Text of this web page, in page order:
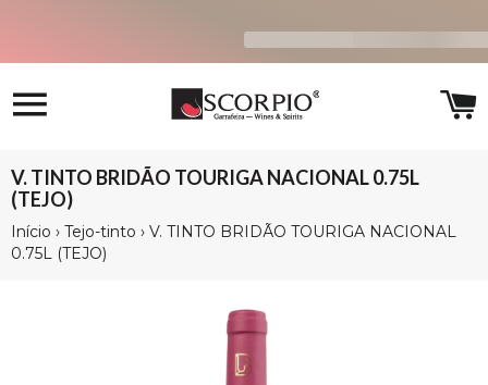
V. TINTO BRIDÃO TOURIGA NACIONAL 0.75L
(TEJO)
Início › Tejo-tinto › V. TINTO BRIDÃO TOURIGA NACIONAL
0.75L (TEJO)